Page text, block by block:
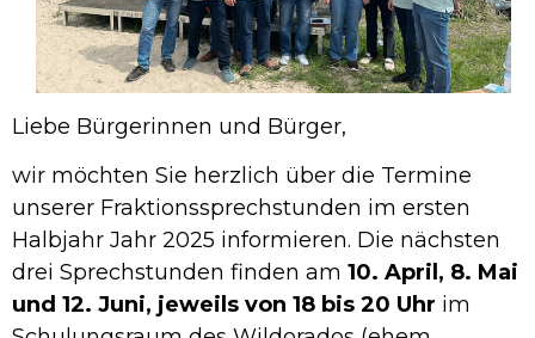
Liebe Bürgerinnen und Bürger,
wir möchten Sie herzlich über die Termine
unserer Fraktionssprechstunden im ersten
Halbjahr Jahr 2025 informieren. Die nächsten
drei Sprechstunden finden am 10. April, 8. Mai
und 12. Juni, jeweils von 18 bis 20 Uhr im